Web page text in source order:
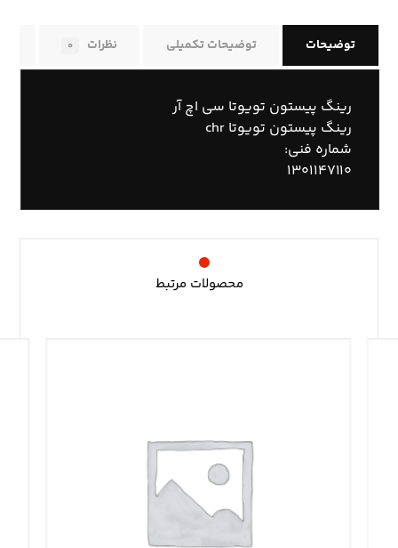
توضیحات توضیحات تکمیلی نظرات ۰
رینگ پیستون تویوتا سی اچ آر
رینگ پیستون تویوتا chr
شماره فنی:
۱۳۰۱۱۴۷۱۱۰
محصولات مرتبط